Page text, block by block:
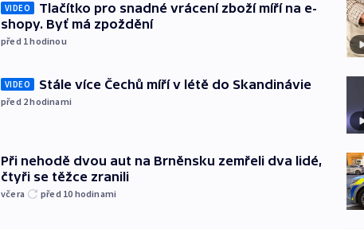
VIDEO
Tlačítko pro snadné vrácení zboží míří na e-
shopy. Byť má zpoždění
před 1hodinou
VIDEO Stále více Čechů míří v létě do Skandinávie
před 2hodinami
Při nehodě dvou aut na Brněnsku zemřeli dva lidé,
čtyři se těžce zranili
včera před 10 hodinami